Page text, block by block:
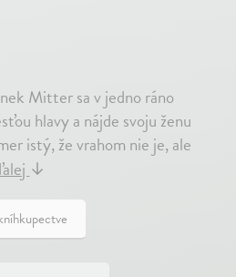
Mitter sa v jedno ráno
hlavy a nájde svoju ženu
istý, že vrahom nie je, ale
↓